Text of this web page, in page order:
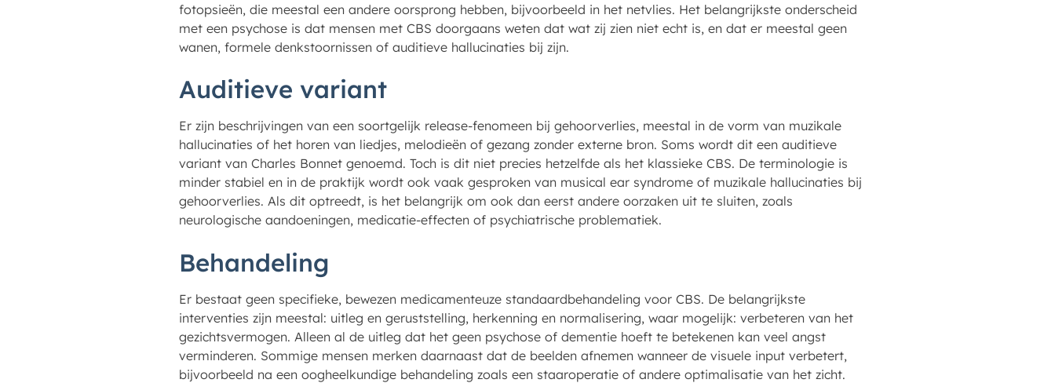
fotopsieën, die meestal een andere oorsprong hebben, bijvoorbeeld in het netvlies. Het belangrijkste onderscheid
met een psychose is dat mensen met CBS doorgaans weten dat wat zij zien niet echt is, en dat er meestal geen
wanen, formele denkstoornissen of auditieve hallucinaties bij zijn.
Auditieve variant
Er zijn beschrijvingen van een soortgelijk release-fenomeen bij gehoorverlies, meestal in de vorm van muzikale
hallucinaties of het horen van liedjes, melodieën of gezang zonder externe bron. Soms wordt dit een auditieve
variant van Charles Bonnet genoemd. Toch is dit niet precies hetzelfde als het klassieke CBS. De terminologie is
minder stabiel en in de praktijk wordt ook vaak gesproken van musical ear syndrome of muzikale hallucinaties bij
gehoorverlies. Als dit optreedt, is het belangrijk om ook dan eerst andere oorzaken uit te sluiten, zoals
neurologische aandoeningen, medicatie-effecten of psychiatrische problematiek.
Behandeling
Er bestaat geen specifieke, bewezen medicamenteuze standaardbehandeling voor CBS. De belangrijkste
interventies zijn meestal: uitleg en geruststelling, herkenning en normalisering, waar mogelijk: verbeteren van het
gezichtsvermogen. Alleen al de uitleg dat het geen psychose of dementie hoeft te betekenen kan veel angst
verminderen. Sommige mensen merken daarnaast dat de beelden afnemen wanneer de visuele input verbetert,
bijvoorbeeld na een oogheelkundige behandeling zoals een staaroperatie of andere optimalisatie van het zicht.